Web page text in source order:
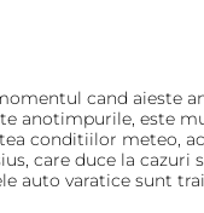
cand aieste
anotimpurile, este
conditiilor meteo,
care duce la cazuri
auto varatice sunt